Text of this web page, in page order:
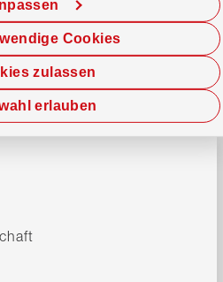
zulassen
erlauben
Cookies